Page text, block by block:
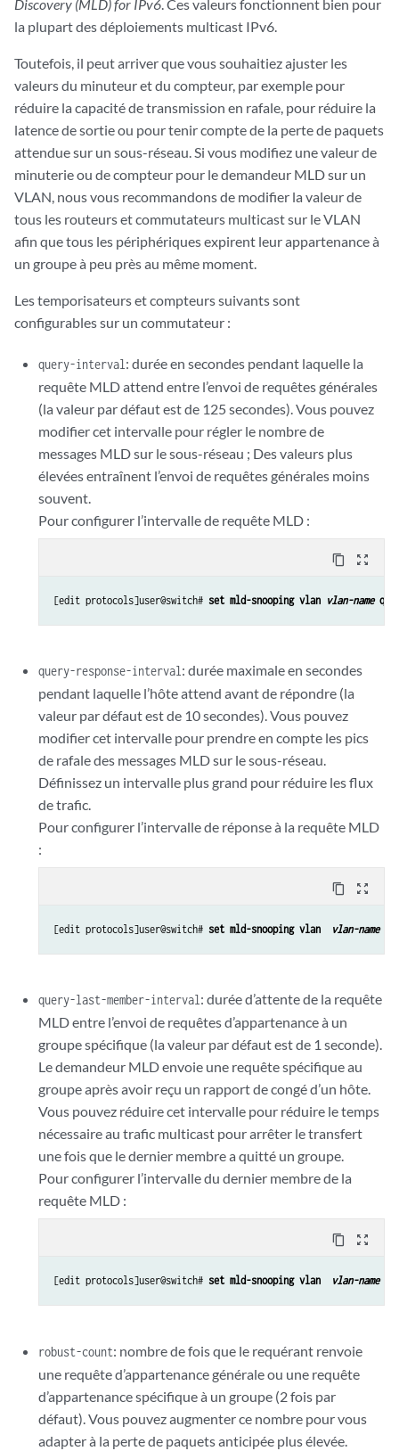
Discovery (MLD) for IPv6. Ces valeurs fonctionnent bien pour
la plupart des déploiements multicast IPv6.
Toutefois, il peut arriver que vous souhaitiez ajuster les
valeurs du minuteur et du compteur, par exemple pour
réduire la capacité de transmission en rafale, pour réduire la
latence de sortie ou pour tenir compte de la perte de paquets
attendue sur un sous-réseau. Si vous modifiez une valeur de
minuterie ou de compteur pour le demandeur MLD sur un
VLAN, nous vous recommandons de modifier la valeur de
tous les routeurs et commutateurs multicast sur le VLAN
afin que tous les périphériques expirent leur appartenance à
un groupe à peu près au même moment.
Les temporisateurs et compteurs suivants sont
configurables sur un commutateur :
query-interval: durée en secondes pendant laquelle la
requête MLD attend entre l’envoi de requêtes générales
(la valeur par défaut est de 125 secondes). Vous pouvez
modifier cet intervalle pour régler le nombre de
messages MLD sur le sous-réseau ; Des valeurs plus
élevées entraînent l’envoi de requêtes générales moins
souvent.
Pour configurer l’intervalle de requête MLD :
content_copy zoom_out_map
[edit protocols]user@switch# set mld-snooping vlan vlan-name
query-response-interval: durée maximale en secondes
pendant laquelle l’hôte attend avant de répondre (la
valeur par défaut est de 10 secondes). Vous pouvez
modifier cet intervalle pour prendre en compte les pics
de rafale des messages MLD sur le sous-réseau.
Définissez un intervalle plus grand pour réduire les flux
de trafic.
Pour configurer l’intervalle de réponse à la requête MLD
:
content_copy zoom_out_map
[edit protocols]user@switch# set mld-snooping vlan vlan-name
query-last-member-interval: durée d’attente de la requête
MLD entre l’envoi de requêtes d’appartenance à un
groupe spécifique (la valeur par défaut est de 1 seconde).
Le demandeur MLD envoie une requête spécifique au
groupe après avoir reçu un rapport de congé d’un hôte.
Vous pouvez réduire cet intervalle pour réduire le temps
nécessaire au trafic multicast pour arrêter le transfert
une fois que le dernier membre a quitté un groupe.
Pour configurer l’intervalle du dernier membre de la
requête MLD :
content_copy zoom_out_map
[edit protocols]user@switch# set mld-snooping vlan vlan-name
robust-count: nombre de fois que le requérant renvoie
une requête d’appartenance générale ou une requête
d’appartenance spécifique à un groupe (2 fois par
défaut). Vous pouvez augmenter ce nombre pour vous
adapter à la perte de paquets anticipée plus élevée.